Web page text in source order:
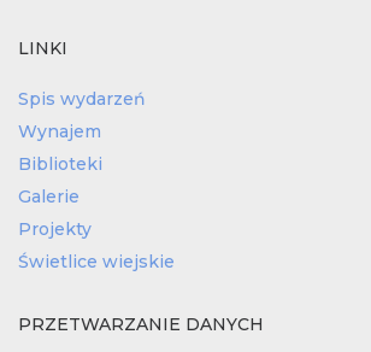
LINKI
Spis wydarzeń
Wynajem
Biblioteki
Galerie
Projekty
Świetlice wiejskie
PRZETWARZANIE DANYCH